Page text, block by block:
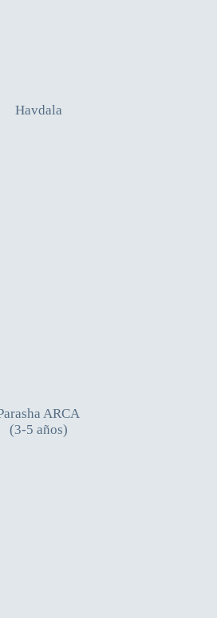
Havdala
ARCA
(3-5 años)